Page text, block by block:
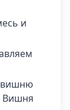
и
вишню
Вишня